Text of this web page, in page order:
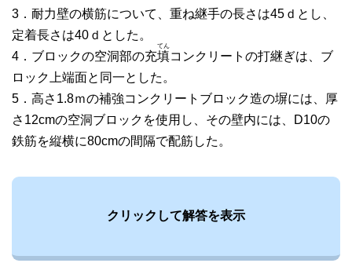
3．耐力壁の横筋について、重ね継手の長さは45ｄとし、
定着長さは40ｄとした。
4．ブロックの空洞部の充填
てん
コンクリートの打継ぎは、ブ
ロック上端面と同一とした。
5．高さ1.8ｍの補強コンクリートブロック造の塀には、厚
さ12cmの空洞ブロックを使用し、その壁内には、D10の
鉄筋を縦横に80cmの間隔で配筋した。
クリックして解答を表示